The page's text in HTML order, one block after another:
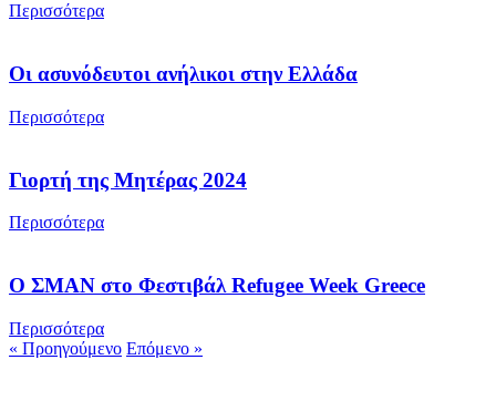
Περισσότερα
Οι ασυνόδευτοι ανήλικοι στην Ελλάδα
Περισσότερα
Γιορτή της Μητέρας 2024
Περισσότερα
Ο ΣΜΑΝ στο Φεστιβάλ Refugee Week Greece
Περισσότερα
« Προηγούμενο Επόμενο »